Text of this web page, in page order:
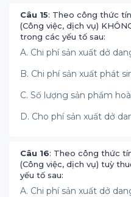
Câu 15: Theo công thức
(Công việc, dịch vụ)
trong các yếu tố sau:
A. Chi phí sản xuất dở
B. Chi phí sản xuất phát
C. Số lượng sản phẩm
D. Cho phí sản xuất dở
Câu 16: Theo công thức
(Công việc, dịch vụ) tuỳ
yếu tố sau:
A. Chi phí sản xuất dở